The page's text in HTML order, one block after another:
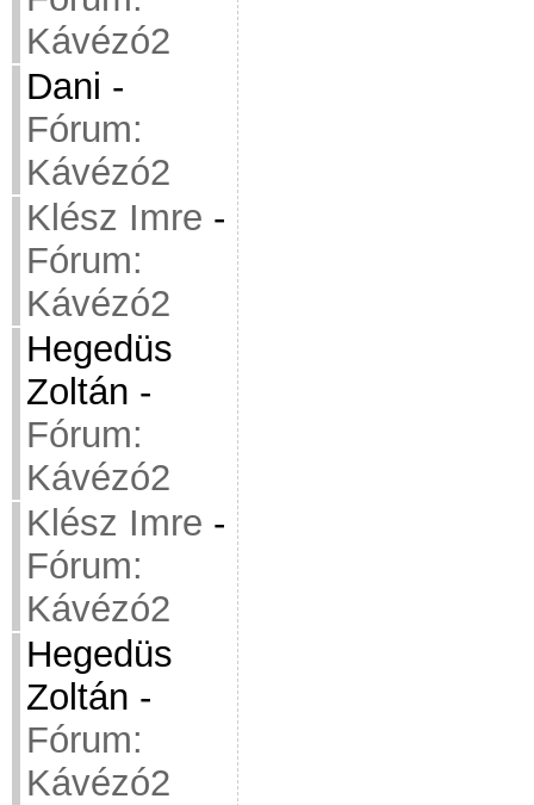
Kávézó2
Dani -
Fórum:
Kávézó2
Klész Imre -
Fórum:
Kávézó2
Hegedüs
Zoltán -
Fórum:
Kávézó2
Klész Imre -
Fórum:
Kávézó2
Hegedüs
Zoltán -
Fórum:
Kávézó2